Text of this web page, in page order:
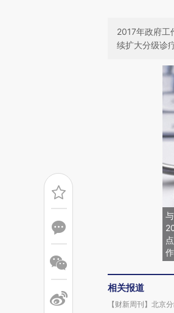
2017年政府工
续扩大分级诊
相关报道
【财新周刊】北京